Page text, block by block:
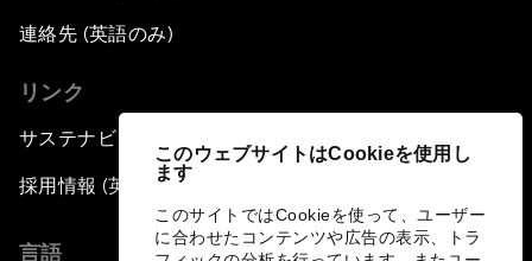
このウェブサイトはCookieを使用し
ます
このサイトではCookieを使って、ユーザー
に合わせたコンテンツや広告の表示、トラ
連絡先 (英語のみ)
リンク
サステナビリティへの取り組み
採用情報 (英語のみ)
言語